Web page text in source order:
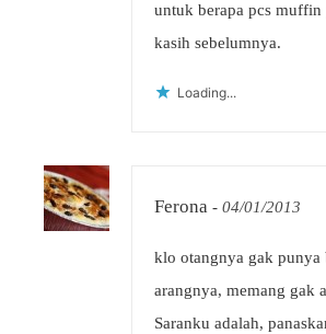
untuk berapa pcs muffin
kasih sebelumnya.
Loading...
Ferona - 04/01/2013
klo otangnya gak punya
arangnya, memang gak
Saranku adalah,